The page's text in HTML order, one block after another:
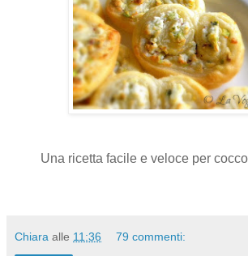
Una ricetta facile e veloce per
Chiara alle 11:36 79 commenti: